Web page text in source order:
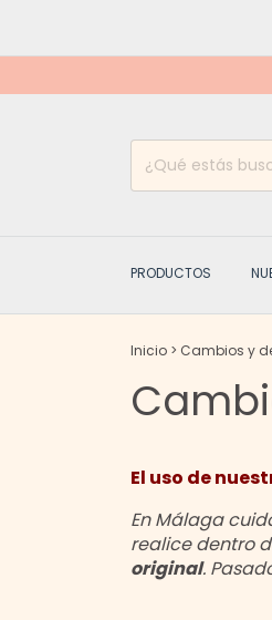
PRODUCTOS
Inicio > Cambios y
El uso de
En Málaga
realice dentro
original.